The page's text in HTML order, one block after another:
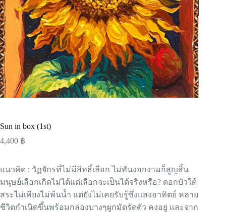
Sun in box (1st)
4,400 ฿
แนวคิด : วัฏจักรที่ไม่มีสิทธิ์เลือก ไม่ทันงอกงามก็สูญสิ้น
มนุษย์เลือกเกิดไม่ได้แต่เลือกจะเป็นได้จริงหรือ? ดอกบัวใต้
สระไม่เพียงไม่พ้นน้ำ แต่ยังไม่เคยรับรู้ซึ่งแสงอาทิตย์ หลาย
ชีวิตกำเนิดขึ้นพร้อมกล่องบางๆผูกมัดรัดตัว คงอยู่ และจาก